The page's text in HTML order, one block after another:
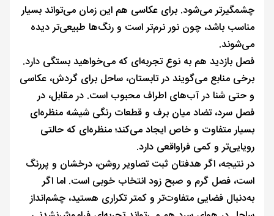
چشمگیرتر می‌شود. برای عکاسی هم این زمان می‌تواند بسیار
مناسب باشد، چون نور نرم‌تر است و رنگ‌ها طبیعی‌تر دیده
می‌شوند.
فصل بازدید هم به نوع تجربه‌ای که می‌خواهید بستگی دارد.
برخی منابع می‌گویند در تابستان، ساحل برای گردش، عکاسی
و حتی شنا در آب‌های اطراف محبوب است. در مقابل، در
فصل سرد، تضاد میان برف و قطعات رنگی شیشه منظره‌ای
بسیار متفاوت و خاص ایجاد می‌کند؛ منظره‌ای که حالتی
رویایی‌تر و کمی فراواقعی دارد.
در نتیجه، اگر هدفتان ثبت تصاویر روشن، درخشان و پررنگ
است، فصل گرم و صبح زود انتخاب خوبی است. اما اگر
به‌دنبال فضایی متفاوت‌تر و کمتر تکراری هستید، چشم‌انداز